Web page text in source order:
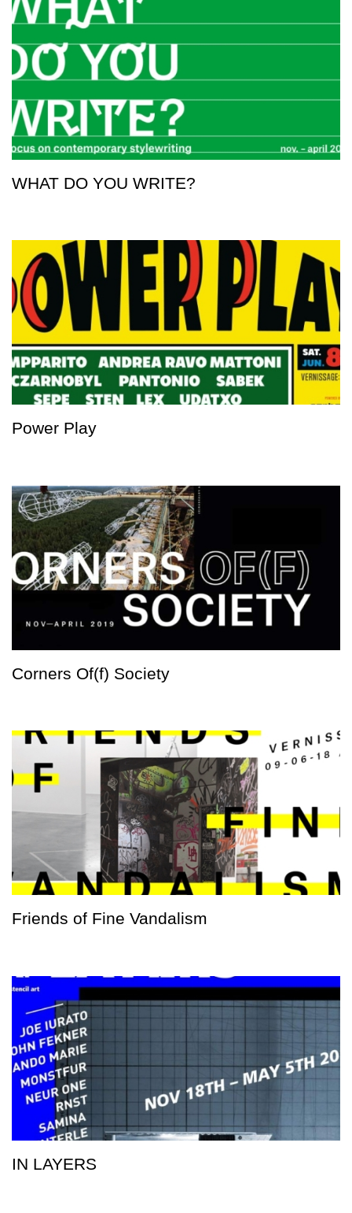
WHAT DO YOU WRITE?
Power Play
Corners Of(f) Society
Friends of Fine Vandalism
IN LAYERS